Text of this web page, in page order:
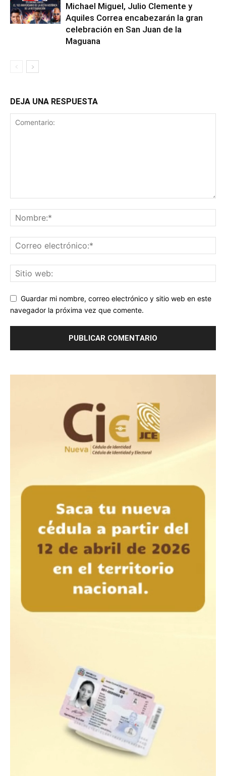
Michael Miguel, Julio Clemente y
Aquiles Correa encabezarán la gran
celebración en San Juan de la
Maguana
DEJA UNA RESPUESTA
Guardar mi nombre, correo electrónico y sitio web en este
navegador la próxima vez que comente.